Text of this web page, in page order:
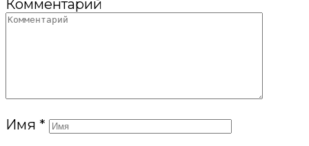
Комментарий
Имя *